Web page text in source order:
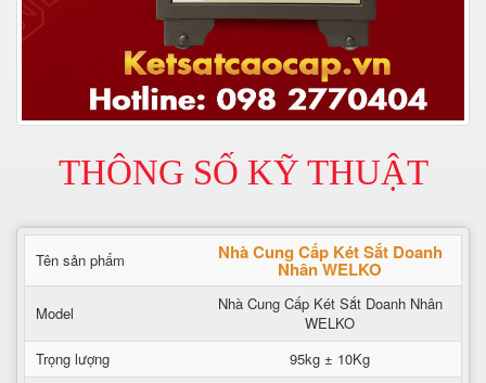
THÔNG SỐ KỸ THUẬT
Tên sản phẩm Nhà Cung Cấp Két Sắt Doanh
Nhân WELKO
Model
Nhà Cung Cấp Két Sắt Doanh Nhân
WELKO
Trọng lượng
95kg ± 10Kg